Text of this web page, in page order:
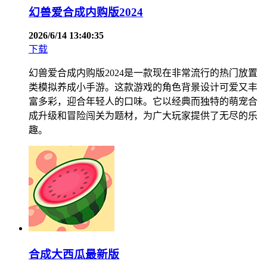
幻兽爱合成内购版2024
2026/6/14 13:40:35
下载
幻兽爱合成内购版2024是一款现在非常流行的热门放置
类模拟养成小手游。这款游戏的角色背景设计可爱又丰
富多彩，迎合年轻人的口味。它以经典而独特的萌宠合
成升级和冒险闯关为题材，为广大玩家提供了无尽的乐
趣。
合成大西瓜最新版